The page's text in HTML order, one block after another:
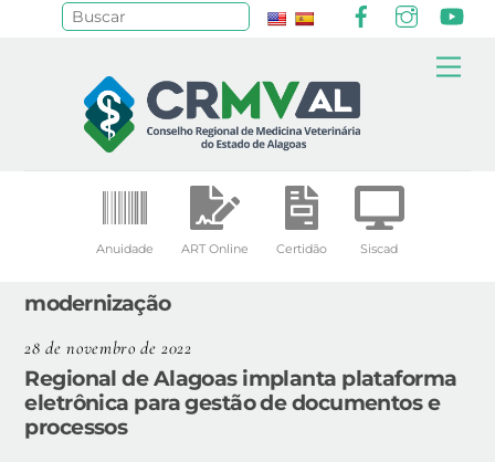
Anuidade ART Online Certidão Siscad
modernização
28 de novembro de 2022
Regional de Alagoas implanta plataforma
eletrônica para gestão de documentos e
processos